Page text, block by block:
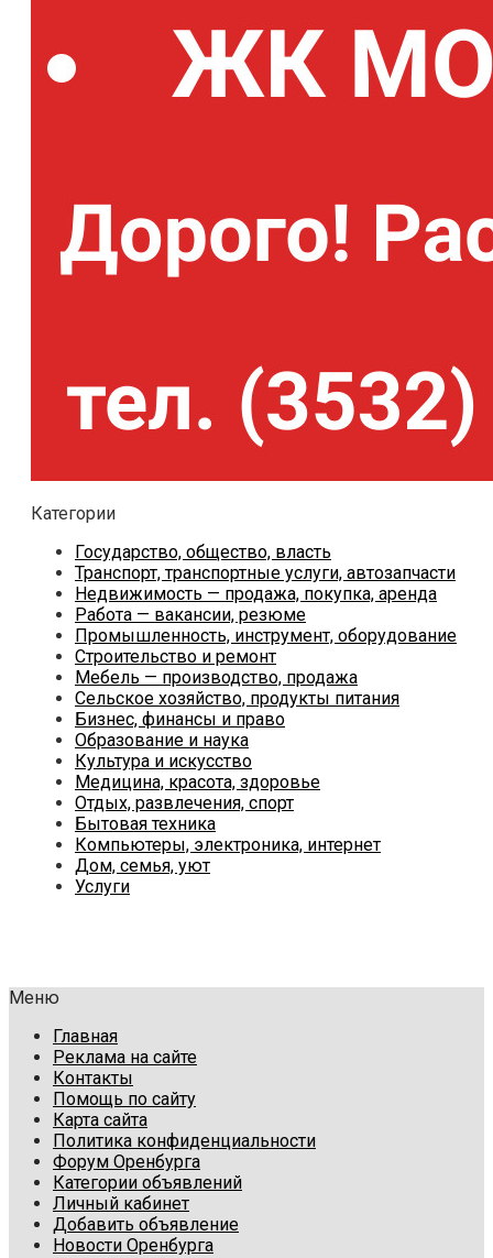
Категории
Государство, общество, власть
Транспорт, транспортные услуги, автозапчасти
Недвижимость — продажа, покупка, аренда
Работа — вакансии, резюме
Промышленность, инструмент, оборудование
Строительство и ремонт
Мебель — производство, продажа
Сельское хозяйство, продукты питания
Бизнес, финансы и право
Образование и наука
Культура и искусство
Медицина, красота, здоровье
Отдых, развлечения, спорт
Бытовая техника
Компьютеры, электроника, интернет
Дом, семья, уют
Услуги
Меню
Главная
Реклама на сайте
Контакты
Помощь по сайту
Карта сайта
Политика конфиденциальности
Форум Оренбурга
Категории объявлений
Личный кабинет
Добавить объявление
Новости Оренбурга